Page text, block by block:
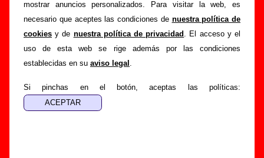
mostrar anuncios personalizados. Para visitar la web, es
necesario que aceptes las condiciones de nuestra política de
cookies y de nuestra política de privacidad . El acceso y el
uso de esta web se rige además por las condiciones
establecidas en su aviso legal .
Si pinchas en el botón, aceptas las políticas:
Esta página pretende recopilar todo tipo de información
sobre lacanción "Gol psicológico" interpretada por
Fernando Alfaro. Además de su letra, también aparecerá
información sobre el autor o los autores, sobre los discos en
los que está incluido este tema, sobre la grabación del
encuentras errores o tienes información adicional, puedes
ayudar a
completar esta información